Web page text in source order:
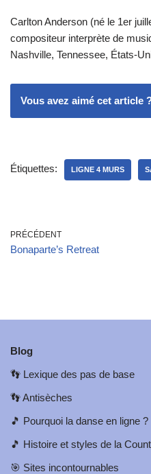
Carlton Anderson (né le 1er
compositeur interprète de
Nashville, Tennessee, États-
Vous avez aimé cet article
Étiquettes: LIGNE 4 MURS
PRÉCÉDENT
Bonaparte’s Retreat
Blog
👣 Lexique des pas de base
👣Antisèches
🎵 Pourquoi la danse en ligne ?
🎵 Histoire et styles de la
🎯 Sites incontournables